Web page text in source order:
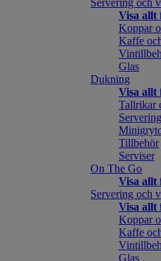
Servering och
Visa allt
Koppar
Kaffe
Glas
Dukning
Visa allt
Tallrikar
Tillbehör
Serviser
On The Go
Visa allt
Servering och
Visa allt
Koppar
Kaffe
Glas